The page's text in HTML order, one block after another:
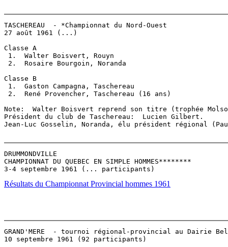
TASCHEREAU  - *Championnat du Nord-Ouest
27 août 1961 (...)
Classe A
1.  Walter Boisvert, Rouyn
2.  Rosaire Bourgoin, Noranda
Classe B
1.  Gaston Campagna, Taschereau
2.  René Provencher, Taschereau (16 ans)
Note:  Walter Boisvert reprend son titre (trophée
Président du club de Taschereau:  Lucien Gilbert.
Jean-Luc Gosselin, Noranda, élu président régional
DRUMMONDVILLE
CHAMPIONNAT DU QUEBEC EN SIMPLE HOMMES********
Résultats du Championnat Provincial hommes 1961
GRAND'MERE  - tournoi régional-provincial au Dairie
10 septembre 1961 (92 participants)